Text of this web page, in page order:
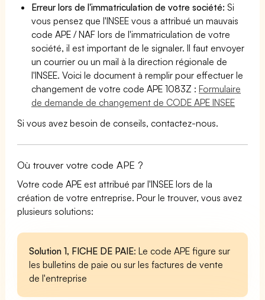
Erreur lors de l'immatriculation de votre société:Si
vous pensez que l'INSEE vous a attribué un mauvais
code APE / NAF lors de l'immatriculation de votre
société, il est important de le signaler. Il faut envoyer
un courrier ou un mail à la direction régionale de
l'INSEE. Voici le document à remplir pour effectuer le
changement de votre code APE 1083Z :Formulaire
de demande de changement de CODE APE INSEE
Si vous avez besoin de conseils, contactez-nous.
Où trouver votre code APE ?
Votre code APE est attribué par l'INSEE lors de la
création de votre entreprise. Pour le trouver, vous avez
plusieurs solutions:
Solution 1, FICHE DE PAIE: Le code APE figure sur
les bulletins de paie ou sur les factures de vente
de l'entreprise